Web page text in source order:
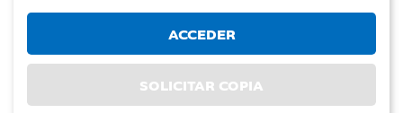
ACCEDER
SOLICITAR COPIA